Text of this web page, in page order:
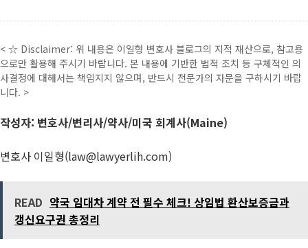
< ☆ Disclaimer: 위 내용은 이일형 변호사 블로그의 지적 재산으로, 참고용
으로만 활용해 주시기 바랍니다. 본 내용에 기반한 법적 조치 등 구체적인 의
사결정에 대해서는 책임지지 않으며, 반드시 전문가의 자문을 구하시기 바랍
니다. >
작성자: 변호사/변리사/약사/미국 회계사(Maine)
변호사 이일형(law@lawyerlih.com)
READ 약국 임대차 계약 전 필수 체크! 상임법 환산보증금과
갱신요구권 총정리